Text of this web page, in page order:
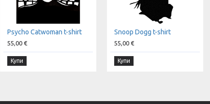
Psycho Catwoman t-shirt
55,00 €
Купи
Snoop Dogg t-shirt
55,00 €
Купи